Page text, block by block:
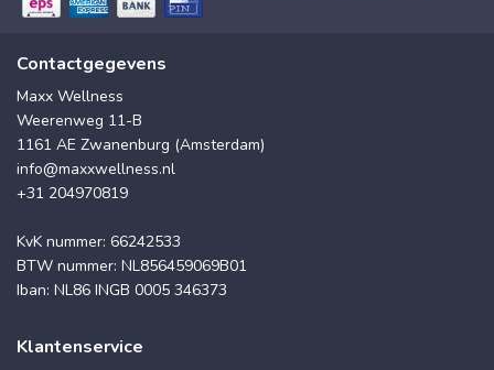
Contactgegevens
Maxx Wellness
Weerenweg 11-B
1161 AE Zwanenburg (Amsterdam)
info@maxxwellness.nl
+31 204970819
KvK nummer: 66242533
BTW nummer: NL856459069B01
Iban: NL86 INGB 0005 346373
Klantenservice